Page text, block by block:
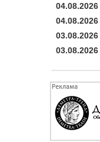
04.08.2026
04.08.2026
03.08.2026
03.08.2026